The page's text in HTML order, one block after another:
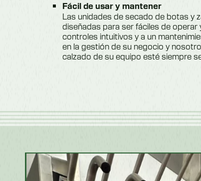
Fácil de usar y mantener
Las unidades de secado de botas y
diseñadas para ser fáciles de operar
controles intuitivos y a un
en la gestión de su negocio y
calzado de su equipo esté siempre